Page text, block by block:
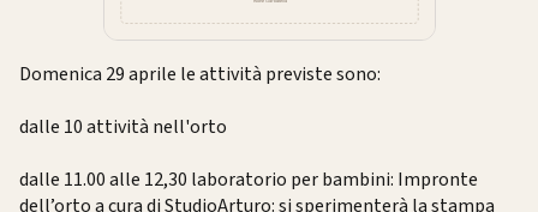
Domenica 29 aprile le attività previste sono:
dalle 10 attività nell'orto
dalle 11.00 alle 12,30 laboratorio per bambini: Impronte
dell’orto a cura di StudioArturo: si sperimenterà la stampa